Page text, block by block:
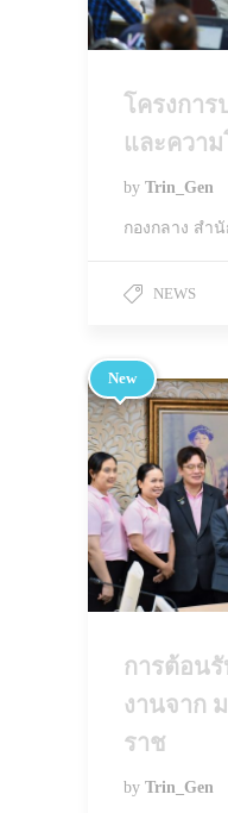
โครงกา
และความ
by Trin_Gen
กองกลาง สำ
NEWS
New
การต้อน
งานจาก
ราช
by Trin_Gen